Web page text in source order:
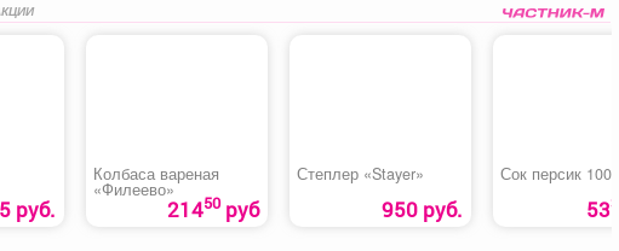
руб.
Колбаса вареная
«Филеево»
21450руб
Степлер «Stayer»
950 руб.
Сок персик 100%
5330